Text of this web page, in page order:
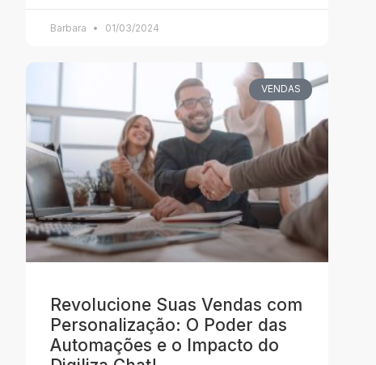
Barbara 01/03/2024
VENDAS
Revolucione Suas Vendas com
Personalização: O Poder das
Automações e o Impacto do